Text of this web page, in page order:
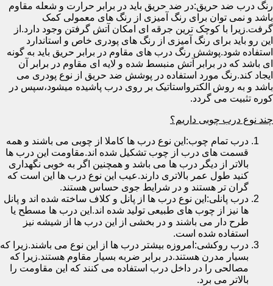
رنگ درب ضد حریق:در ضد حریق باید در برابر حرارت و شعله مقاوم
باشد و نمی توان برای رنگ آمیزی از رنگ های معمولی کمک
گرفت.زیرا با کوچک ترین جرقه ای امکان آتش گرفتن وجود دارد.از
این رو باید برای رنگ آمیزی از رنگ های پودری خاص و استاندارد
استفاده شود.پوشش رنگ درب های مقاوم در برابر حریق باید به گونه
ای باشد که در برابر آتش منبسط شده و لایه ای مقاوم در برابر آن
ایجاد کند.رنگ مورد استفاده در پوشش ضد حریق از نوع پودری می
باشد و به روش الکترواستاتیک بر روی درب پاشیده میشود،سپس در
کوره تثبیت می گردد.
چند نوع درب چوبی داریم؟
درب تمام چوب:این نوع درب ها کاملا از چوبی می باشند و همه
قسمت های درب از چوب تشکیل شده اند.مقاومت این درب ها
بالاتر از دیگر درب ها می باشد و همچنین اگر به خوبی نگهداری
کنید طول عمر بالاتری دارند.عیب این نوع درب ها این است که
گران تر هستند و در شرایط جوی حساس هستند.
درب پانلی:این نوع درب ها از پانل و کلاف ساخته شده اند و پانل
ها نیز از چوب های طبیعی تولید شده اند.این درب ها مسطح یا
طرح دار می باشند و در بخشی از این درب ها از شیشه نیز
استفاده شده است.
درب روکشی:امروزه بیشتر درب ها از این نوع می باشند.زیرا که
بسیار مدرن هستند.در برابر ضربه بسیار مقاوم هستند.زیرا که
مصالحی را در داخل درب استفاده می کنند که این مقاومت را
بالاتر می برد.